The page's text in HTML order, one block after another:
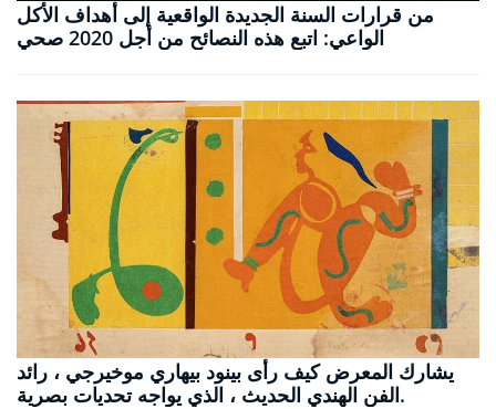
من قرارات السنة الجديدة الواقعية إلى أهداف الأكل
الواعي: اتبع هذه النصائح من أجل 2020 صحي
يشارك المعرض كيف رأى بينود بيهاري موخيرجي ، رائد
الفن الهندي الحديث ، الذي يواجه تحديات بصرية.